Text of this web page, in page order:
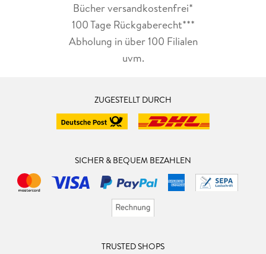
Bücher versandkostenfrei*
100 Tage Rückgaberecht***
Abholung in über 100 Filialen
uvm.
ZUGESTELLT DURCH
SICHER & BEQUEM BEZAHLEN
TRUSTED SHOPS